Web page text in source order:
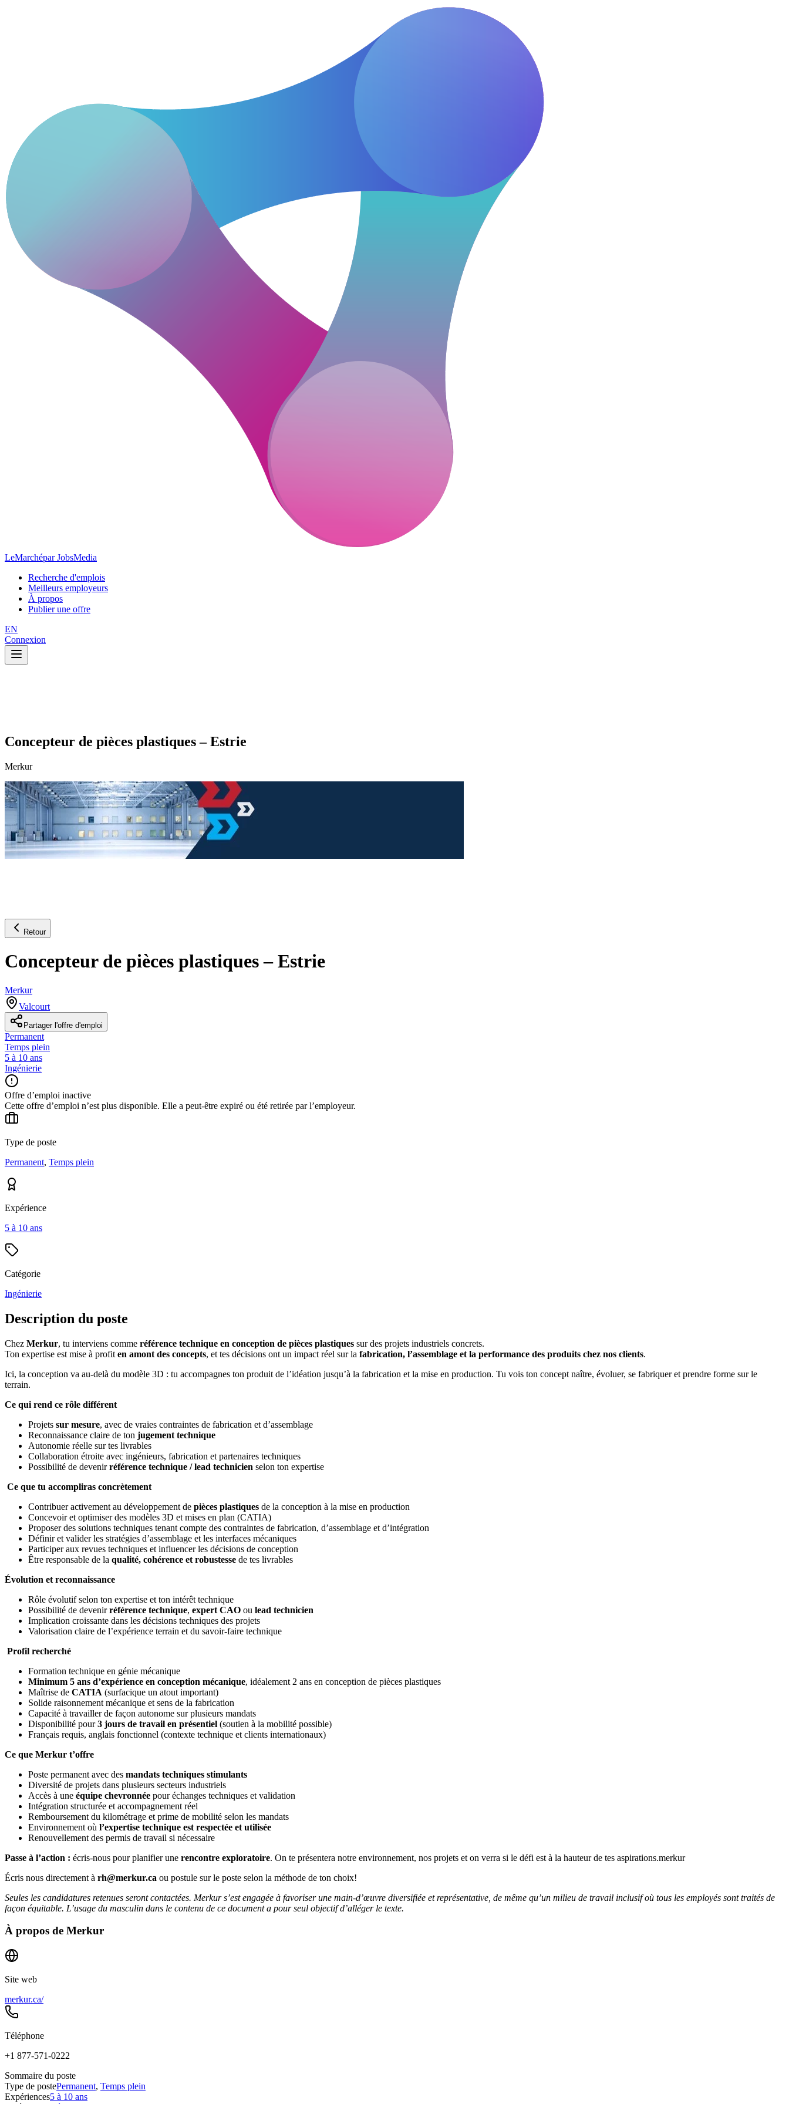
LeMarchépar JobsMedia
Recherche d'emplois
Meilleurs employeurs
À propos
Publier une offre
EN
Connexion
Concepteur de pièces plastiques – Estrie
Merkur
Retour
Concepteur de pièces plastiques – Estrie
Merkur
Valcourt
Partager l'offre d'emploi
Permanent
Temps plein
5 à 10 ans
Ingénierie
Offre d’emploi inactive
Cette offre d’emploi n’est plus disponible. Elle a peut-être expiré ou été retirée par l’employeur.
Type de poste
Permanent, Temps plein
Expérience
5 à 10 ans
Catégorie
Ingénierie
Description du poste
Chez Merkur, tu interviens comme référence technique en conception de pièces plastiques sur des projets industriels concrets.
Ton expertise est mise à profit en amont des concepts, et tes décisions ont un impact réel sur la fabrication, l’assemblage et la performance des produits chez nos clients.
Ici, la conception va au‑delà du modèle 3D : tu accompagnes ton produit de l’idéation jusqu’à la fabrication et la mise en production. Tu vois ton concept naître, évoluer, se fabriquer et prendre forme sur le
terrain.
Ce qui rend ce rôle différent
Projets sur mesure, avec de vraies contraintes de fabrication et d’assemblage
Reconnaissance claire de ton jugement technique
Autonomie réelle sur tes livrables
Collaboration étroite avec ingénieurs, fabrication et partenaires techniques
Possibilité de devenirréférence technique / lead technicien selon ton expertise
Ce que tu accompliras concrètement
Contribuer activement au développement de pièces plastiques de la conception à la mise en production
Concevoir et optimiser des modèles 3D et mises en plan (CATIA)
Proposer des solutions techniques tenant compte des contraintes de fabrication, d’assemblage et d’intégration
Définir et valider les stratégies d’assemblage et les interfaces mécaniques
Participer aux revues techniques et influencer les décisions de conception
Être responsable de la qualité, cohérence et robustesse de tes livrables
Évolution et reconnaissance
Rôle évolutif selon ton expertise et ton intérêt technique
Possibilité de devenirréférence technique, expert CAO ou lead technicien
Implication croissante dans les décisions techniques des projets
Valorisation claire de l’expérience terrain et du savoir-faire technique
Profil recherché
Formation technique en génie mécanique
Minimum 5 ans d’expérience en conception mécanique, idéalement 2 ans en conception de pièces plastiques
Maîtrise de CATIA (surfacique un atout important)
Solide raisonnement mécanique et sens de la fabrication
Capacité à travailler de façon autonome sur plusieurs mandats
Disponibilité pour3 jours de travail en présentiel (soutien à la mobilité possible)
Français requis, anglais fonctionnel (contexte technique et clients internationaux)
Ce que Merkur t’offre
Poste permanent avec des mandats techniques stimulants
Diversité de projets dans plusieurs secteurs industriels
Accès à une équipe chevronnée pour échanges techniques et validation
Intégration structurée et accompagnement réel
Remboursement du kilométrage et prime de mobilité selon les mandats
Environnement où l’expertise technique est respectée et utilisée
Renouvellement des permis de travail si nécessaire
Passe à l’action : écris-nous pour planifier une rencontre exploratoire. On te présentera notre environnement, nos projets et on verra si le défi est à la hauteur de tes aspirations.merkur
Écris nous directement à rh@merkur.ca ou postule sur le poste selon la méthode de ton choix!
Seules les candidatures retenues seront contactées. Merkur s’est engagée à favoriser une main-d’œuvre diversifiée et représentative, de même qu’un milieu de travail inclusif où tous les employés sont traités de
façon équitable. L’usage du masculin dans le contenu de ce document a pour seul objectif d’alléger le texte.
À propos de Merkur
Site web
merkur.ca/
Téléphone
+1 877-571-0222
Sommaire du poste
Type de postePermanent, Temps plein
Expériences5 à 10 ans